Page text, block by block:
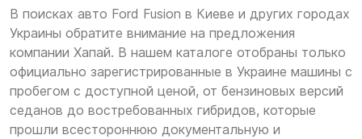
В поисках авто Ford Fusion в Киеве и других городах
Украины обратите внимание на предложения
компании Хапай. В нашем каталоге отобраны только
официально зарегистрированные в Украине машины с
пробегом с доступной ценой, от бензиновых версий
седанов до востребованных гибридов, которые
прошли всестороннюю документальную и